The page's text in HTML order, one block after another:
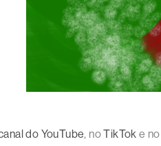
do YouTube, noTikTok e no